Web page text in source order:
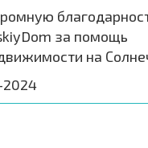
за помощь
на
2024